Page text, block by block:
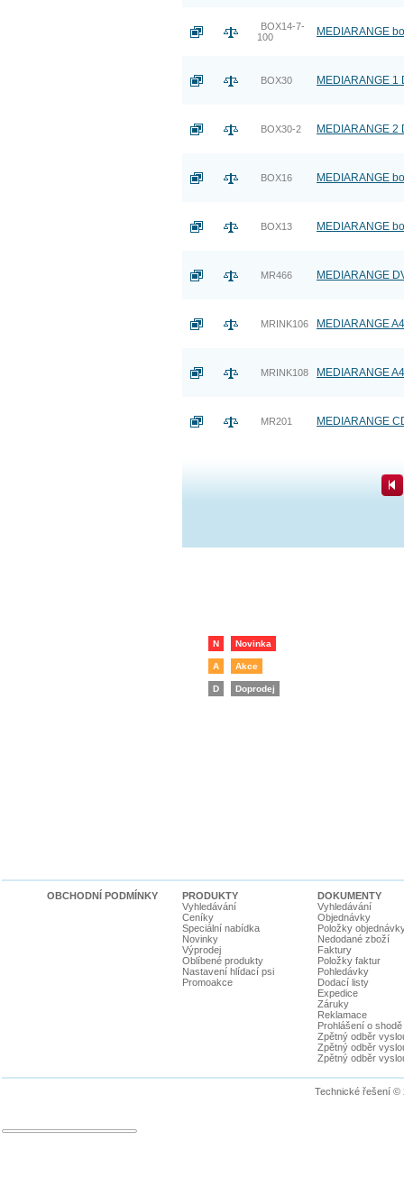
BOX14-7-
100
MEDIARANGE
BOX30 MEDIARANGE 1
BOX30-2 MEDIARANGE 2
BOX16 MEDIARANGE
BOX13 MEDIARANGE
MR466 MEDIARANGE
MRINK106 MEDIARANGE
MRINK108 MEDIARANGE
MR201 MEDIARANGE
N Novinka
A Akce
D Doprodej
OBCHODNÍ PODMÍNKY
PRODUKTY
Vyhledávání
Ceníky
Speciální nabídka
Novinky
Výprodej
Oblíbené produkty
Nastavení hlídací psi
Promoakce
DOKUMENTY
Vyhledávání
Objednávky
Položky
Nedodané zboží
Faktury
Položky faktur
Pohledávky
Dodací listy
Expedice
Záruky
Reklamace
Prohlášení o shodě
Zpětný odběr
Zpětný odběr
Zpětný odběr
Technické řešení ©